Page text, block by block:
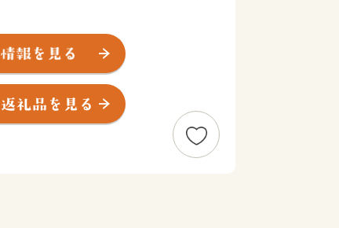
多く存在しています。
参詣道」として世界遺産に登録さ
道・京大坂道不動坂が世界遺産に
世界中から多くの観光客が訪れてい